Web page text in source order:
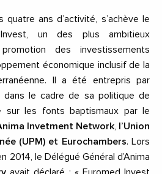
quatre ans d’activité, s’achève le
un des plus ambitieux
des investissements
économique inclusif de la
Il a été entrepris par
dans le cadre de sa politique de
sur les fonts baptismaux par le
Invetment Network
l’Union
(UPM) et Eurochambers. Lors
2014, le Délégué Général d’Anima